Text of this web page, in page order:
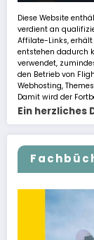
Diese Website
verdient an
Affilate-Links, erhält
entstehen dadurch
verwendet,
den Betrieb von
Webhosting,
Damit wird der
Ein herzliches